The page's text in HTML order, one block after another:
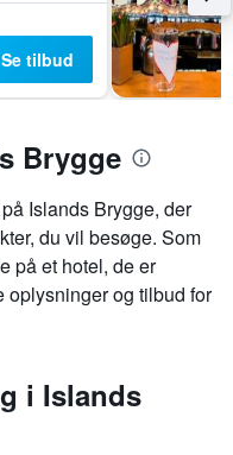
Se tilbud
Brygge
Islands Brygge, der
du vil besøge. Som
på et hotel, de er
oplysninger og tilbud for
i Islands